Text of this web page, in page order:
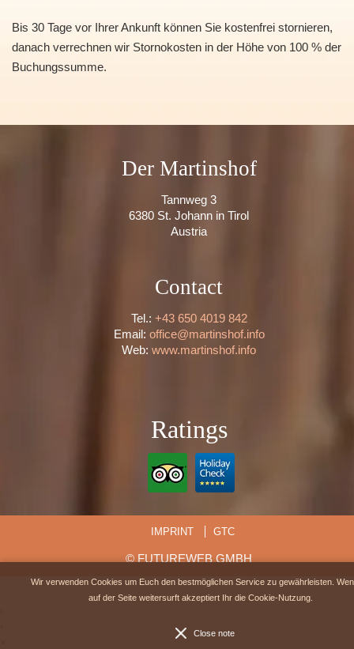
Bis 30 Tage vor Ihrer Ankunft können Sie kostenfrei stornieren,
danach verrechnen wir Stornokosten in der Höhe von 100 % der
Buchungssumme.
Der Martinshof
Tannweg 3
6380 St. Johann in Tirol
Austria
Contact
Tel.: +43 650 4019 842
Email: office@martinshof.info
Web: www.martinshof.info
Ratings
IMPRINT GTC
©FUTUREWEB GMBH
Wir verwenden Cookies um Euch den bestmöglichen Service zu gewährleisten.
auf der Seite weitersurft akzeptiert Ihr die Cookie-Nutzung.
Close note